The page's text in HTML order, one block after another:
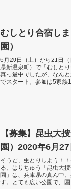
むしとり合宿し
園）
6月20日（土）から21日
県新温泉町）で「むしと
真っ最中でしたが、なん
でスタート。参加は5家族
【募集】昆虫大
園）2020年6月
そうだ、虫とりしよう！
る、はりちゅう「昆虫大
園」は、兵庫県の真ん中
す。とても広い公園で、